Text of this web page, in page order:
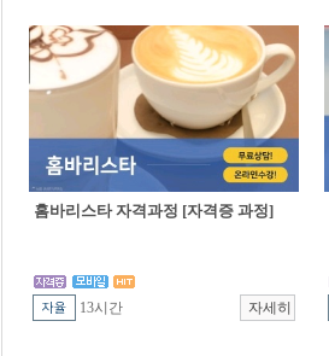
홈바리스타 자격과정 [자격증 과정]
13시간